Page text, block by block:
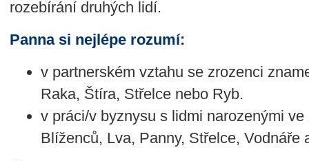
rozebírání druhých lidí.
Panna si nejlépe rozumí:
v partnerském vztahu se zrozenci
Raka, Štíra, Střelce nebo Ryb.
v práci/v byznysu s lidmi narozenými
Blíženců, Lva, Panny, Střelce, Vodnáře